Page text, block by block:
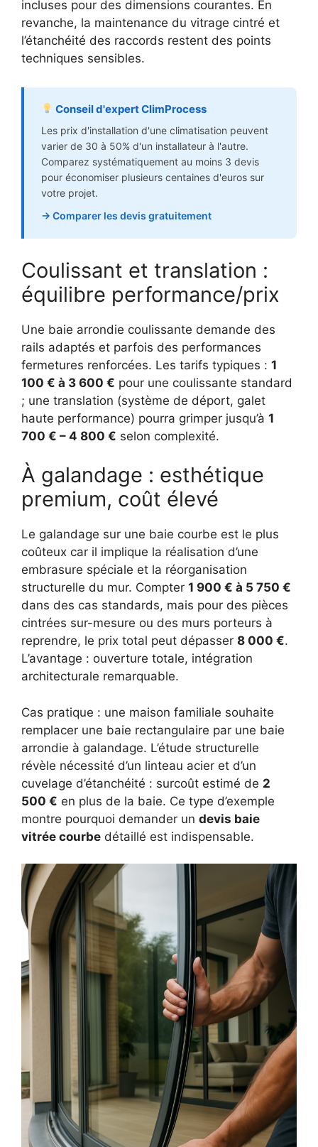
incluses pour des dimensions courantes. En
revanche, la maintenance du vitrage cintré et
l’étanchéité des raccords restent des points
techniques sensibles.
Conseil d'expert ClimProcess
Les prix d'installation d'une climatisation peuvent
varier de 30 à 50% d'un installateur à l'autre.
Comparez systématiquement au moins 3 devis
pour économiser plusieurs centaines d'euros sur
votre projet.
→ Comparer les devis gratuitement
Coulissant et translation :
équilibre performance/prix
Une baie arrondie coulissante demande des
rails adaptés et parfois des performances
fermetures renforcées. Les tarifs typiques : 1
100 € à 3 600 € pour une coulissante standard
; une translation (système de déport, galet
haute performance) pourra grimper jusqu’à 1
700 € – 4 800 € selon complexité.
À galandage : esthétique
premium, coût élevé
Le galandage sur une baie courbe est le plus
coûteux car il implique la réalisation d’une
embrasure spéciale et la réorganisation
structurelle du mur. Compter 1 900 € à 5 750 €
dans des cas standards, mais pour des pièces
cintrées sur-mesure ou des murs porteurs à
reprendre, le prix total peut dépasser 8 000 €.
L’avantage : ouverture totale, intégration
architecturale remarquable.
Cas pratique : une maison familiale souhaite
remplacer une baie rectangulaire par une baie
arrondie à galandage. L’étude structurelle
révèle nécessité d’un linteau acier et d’un
cuvelage d’étanchéité : surcoût estimé de 2
500 € en plus de la baie. Ce type d’exemple
montre pourquoi demander un devis baie
vitrée courbe détaillé est indispensable.